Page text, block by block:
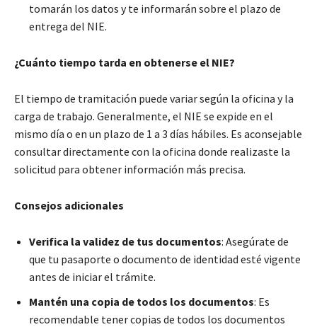
tomarán los datos y te informarán sobre el plazo de
entrega del NIE.
¿Cuánto tiempo tarda en obtenerse el NIE?
El tiempo de tramitación puede variar según la oficina y la
carga de trabajo. Generalmente, el NIE se expide en el
mismo día o en un plazo de 1 a 3 días hábiles. Es aconsejable
consultar directamente con la oficina donde realizaste la
solicitud para obtener información más precisa.
Consejos adicionales
Verifica la validez de tus documentos: Asegúrate de
que tu pasaporte o documento de identidad esté vigente
antes de iniciar el trámite.
Mantén una copia de todos los documentos: Es
recomendable tener copias de todos los documentos